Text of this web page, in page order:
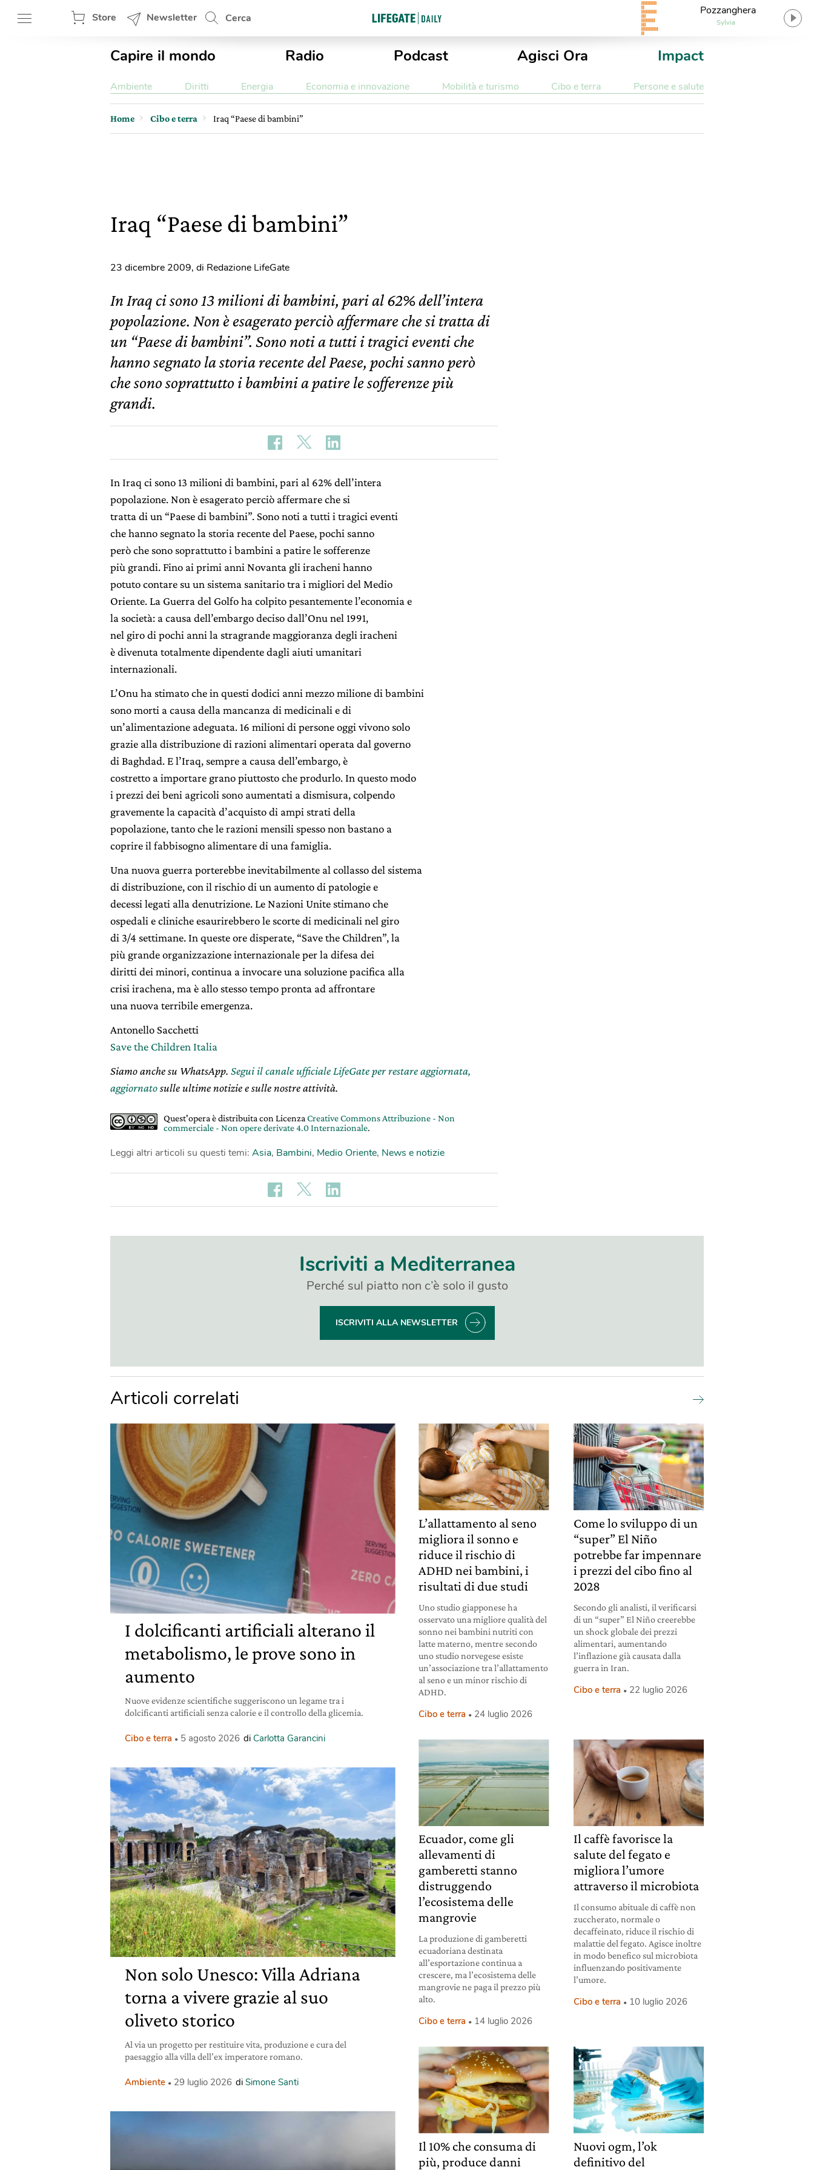
Store Newsletter Cerca
Pozzanghera
Sylvia
Capire il mondo Radio Podcast Agisci Ora Impact
Ambiente Diritti Energia Economia e innovazione Mobilità e turismo Cibo e terra Persone e salute
Home Cibo e terra Iraq “Paese di bambini”
Iraq “Paese di bambini”
23 dicembre 2009, di Redazione LifeGate
In Iraq ci sono 13 milioni di bambini, pari al 62% dell’intera
popolazione. Non è esagerato perciò affermare che si tratta di
un “Paese di bambini”. Sono noti a tutti i tragici eventi che
hanno segnato la storia recente del Paese, pochi sanno però
che sono soprattutto i bambini a patire le sofferenze più
grandi.
In Iraq ci sono 13 milioni di bambini, pari al 62% dell’intera
popolazione. Non è esagerato perciò affermare che si
tratta di un “Paese di bambini”. Sono noti a tutti i tragici eventi
che hanno segnato la storia recente del Paese, pochi sanno
però che sono soprattutto i bambini a patire le sofferenze
più grandi. Fino ai primi anni Novanta gli iracheni hanno
potuto contare su un sistema sanitario tra i migliori del Medio
Oriente. La Guerra del Golfo ha colpito pesantemente l’economia e
la società: a causa dell’embargo deciso dall’Onu nel 1991,
nel giro di pochi anni la stragrande maggioranza degli iracheni
è divenuta totalmente dipendente dagli aiuti umanitari
internazionali.
L’Onu ha stimato che in questi dodici anni mezzo milione di bambini
sono morti a causa della mancanza di medicinali e di
un’alimentazione adeguata. 16 milioni di persone oggi vivono solo
grazie alla distribuzione di razioni alimentari operata dal governo
di Baghdad. E l’Iraq, sempre a causa dell’embargo, è
costretto a importare grano piuttosto che produrlo. In questo modo
i prezzi dei beni agricoli sono aumentati a dismisura, colpendo
gravemente la capacità d’acquisto di ampi strati della
popolazione, tanto che le razioni mensili spesso non bastano a
coprire il fabbisogno alimentare di una famiglia.
Una nuova guerra porterebbe inevitabilmente al collasso del sistema
di distribuzione, con il rischio di un aumento di patologie e
decessi legati alla denutrizione. Le Nazioni Unite stimano che
ospedali e cliniche esaurirebbero le scorte di medicinali nel giro
di 3/4 settimane. In queste ore disperate, “Save the Children”, la
più grande organizzazione internazionale per la difesa dei
diritti dei minori, continua a invocare una soluzione pacifica alla
crisi irachena, ma è allo stesso tempo pronta ad affrontare
una nuova terribile emergenza.
Antonello Sacchetti
Save the Children Italia
Siamo anche su WhatsApp. Segui il canale ufficiale LifeGate per restare aggiornata,
aggiornatosulle ultime notizie e sulle nostre attività.
Quest'opera è distribuita con Licenza Creative Commons Attribuzione - Non
commerciale - Non opere derivate 4.0 Internazionale.
Leggi altri articoli su questi temi: Asia, Bambini, Medio Oriente, News e notizie
Iscriviti a Mediterranea
Perché sul piatto non c’è solo il gusto
ISCRIVITI ALLA NEWSLETTER
Articoli correlati
I dolcificanti artificiali alterano il
metabolismo, le prove sono in
aumento
Nuove evidenze scientifiche suggeriscono un legame tra i
dolcificanti artificiali senza calorie e il controllo della glicemia.
Cibo e terra 5 agosto 2026 di Carlotta Garancini
Non solo Unesco: Villa Adriana
torna a vivere grazie al suo
oliveto storico
Al via un progetto per restituire vita, produzione e cura del
paesaggio alla villa dell’ex imperatore romano.
Ambiente 29 luglio 2026 di Simone Santi
L’allattamento al seno
migliora il sonno e
riduce il rischio di
ADHD nei bambini, i
risultati di due studi
Uno studio giapponese ha
osservato una migliore qualità del
sonno nei bambini nutriti con
latte materno, mentre secondo
uno studio norvegese esiste
un’associazione tra l’allattamento
al seno e un minor rischio di
ADHD.
Cibo e terra 24 luglio 2026
Come lo sviluppo di un
“super” El Niño
potrebbe far impennare
i prezzi del cibo fino al
2028
Secondo gli analisti, il verificarsi
di un “super” El Niño creerebbe
un shock globale dei prezzi
alimentari, aumentando
l’inflazione già causata dalla
guerra in Iran.
Cibo e terra 22 luglio 2026
Ecuador, come gli
allevamenti di
gamberetti stanno
distruggendo
l’ecosistema delle
mangrovie
La produzione di gamberetti
ecuadoriana destinata
all’esportazione continua a
crescere, ma l’ecosistema delle
mangrovie ne paga il prezzo più
alto.
Cibo e terra 14 luglio 2026
Il caffè favorisce la
salute del fegato e
migliora l’umore
attraverso il microbiota
Il consumo abituale di caffè non
zuccherato, normale o
decaffeinato, riduce il rischio di
malattie del fegato. Agisce inoltre
in modo benefico sul microbiota
influenzando positivamente
l’umore.
Cibo e terra 10 luglio 2026
Il 10% che consuma di
più, produce danni
Nuovi ogm, l’ok
definitivo del